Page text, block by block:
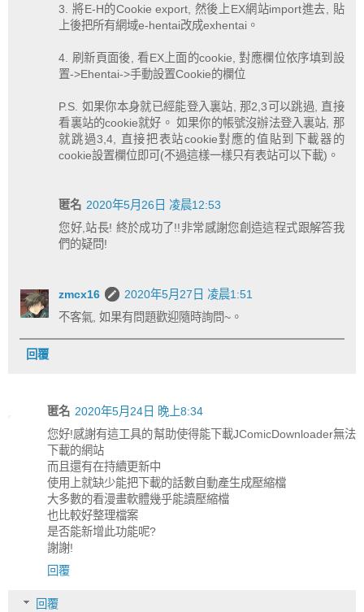
3. 將E-H的Cookie export, 然後上EX網站import進去, 貼
上後把所有網域e-hentai改成exhentai。
4. 刷新頁面後, 看EX上面的cookie, 對應欄位依序填到設
置->Ehentai->手動設置Cookie的欄位
P.S. 如果你本身就已經能登入裏站, 那2,3可以跳過, 直接
看裏站的cookie就好。 如果你的帳號沒辦法登入裏站, 那
就跳過3,4, 直接把表站cookie對應的值貼到下載器的
cookie設置欄位即可(不過這樣一樣只有表站可以下載)。
匿名 2020年5月26日 凌晨12:53
您好,站長! 終於成功了!!非常感謝您創造這程式跟解答我
們的疑問!
zmcx16
2020年5月27日 凌晨1:51
不客氣, 如果有問題歡迎隨時詢問~。
回覆
匿名 2020年5月24日 晚上8:34
您好!感謝有這工具的幫助使得能下載JComicDownloader無法
下載的網站
而且還有在持續更新中
使用上就缺少能把下載的話數自動產生成壓縮檔
大多數的看漫畫軟體幾乎能讀壓縮檔
也比較好整理檔案
是否能新增此功能呢?
謝謝!
回覆
回覆